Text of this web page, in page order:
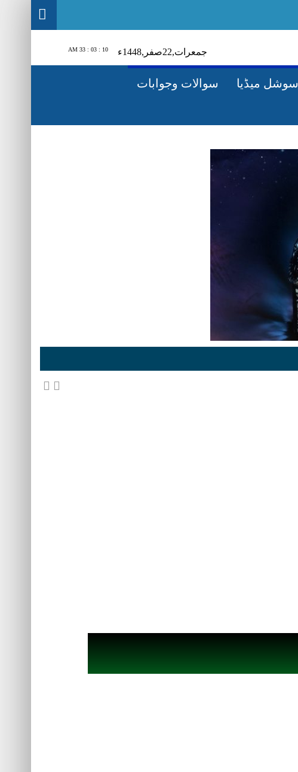
10 : 03 : 35 AM جمعرات‬‮, 22صفر‬, 1448ء
سوشل میڈیا سوالات وجوابات